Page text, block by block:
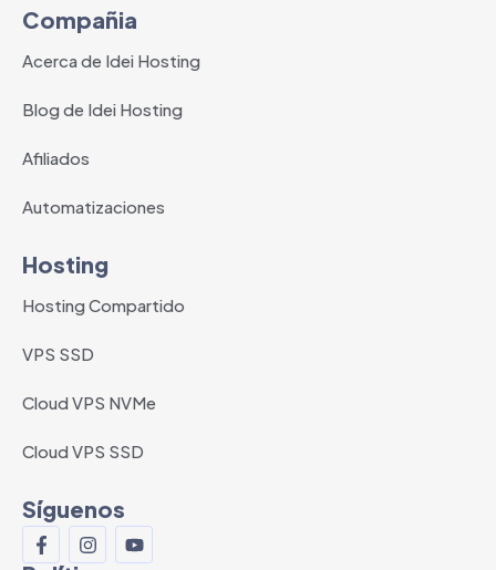
Compañia
Acerca de Idei Hosting
Blog de Idei Hosting
Afiliados
Automatizaciones
Hosting
Hosting Compartido
VPS SSD
Cloud VPS NVMe
Cloud VPS SSD
Síguenos